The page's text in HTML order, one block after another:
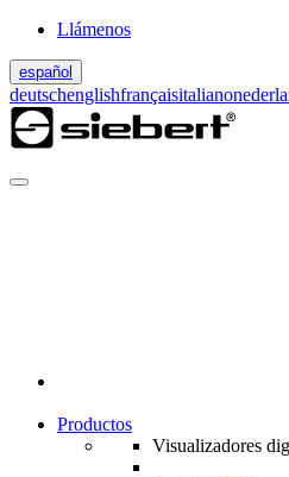
Llámenos
español
deutschenglishfrançaisitaliano
Productos
Visualizadores